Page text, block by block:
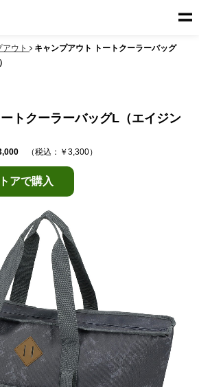
アウト
キャンプアウト トートクーラーバッグ
トクーラーバッグL（エイジン
（税込：￥3,300）
アで購入